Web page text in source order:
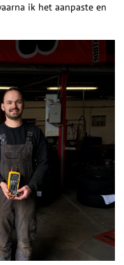
ik het aanpaste en